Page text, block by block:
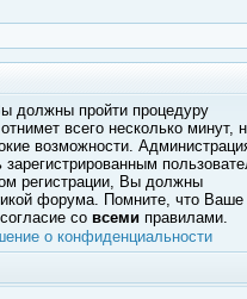
должны пройти процедуру
всего несколько минут,
возможности.
регистрации, Вы должны
форума. Помните, что Ваше
со всеми правилами.
о конфиденциальности